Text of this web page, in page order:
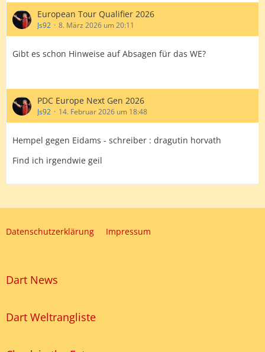
European Tour Qualifier 2026
Js92 8. März 2026 um 20:11
Gibt es schon Hinweise auf Absagen für das WE?
PDC Europe Next Gen 2026
Js92 14. Februar 2026 um 18:48
Hempel gegen Eidams - schreiber : dragutin horvath
Find ich irgendwie geil
Datenschutzerklärung Impressum
Dart News
Dart Weltrangliste